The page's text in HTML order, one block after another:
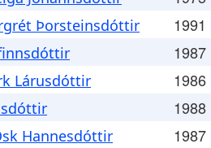
Þorsteinsdóttir 1991
1987
Lárusdóttir 1986
1988
Hannesdóttir 1987